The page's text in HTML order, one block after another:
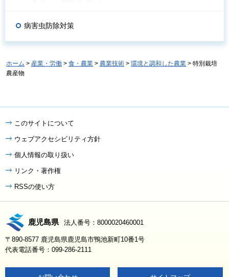
病害虫防除対策
ホーム > 産業・労働 > 食・農業 > 農業技術 > 環境と調和した農業 > 特別栽培
農産物
このサイトについて
ウェブアクセシビリティ方針
個人情報の取り扱い
リンク・著作権
RSSの使い方
鹿児島県 法人番号：8000020460001
〒890-8577 鹿児島県鹿児島市鴨池新町10番1号
代表電話番号：099-286-2111